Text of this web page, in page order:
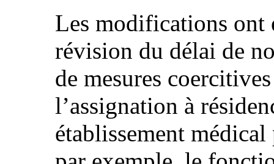
Les modifications ont
révision du délai de
de mesures
l’assignation à
établissement